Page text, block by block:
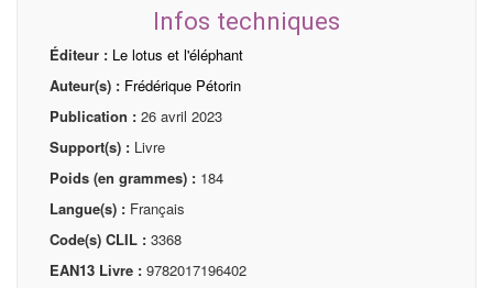
Infos techniques
Éditeur : Le lotus et l'éléphant
Auteur(s) : Frédérique Pétorin
Publication : 26 avril 2023
Support(s) : Livre
Poids (en grammes) : 184
Langue(s) : Français
Code(s) CLIL : 3368
EAN13 Livre : 9782017196402